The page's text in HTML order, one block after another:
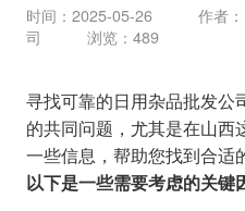
时间：2025-05-26 作者：
司 浏览：489
寻找可靠的日用杂品批发公
的共同问题，尤其是在山西
一些信息，帮助您找到合适
以下是一些需要考虑的关键